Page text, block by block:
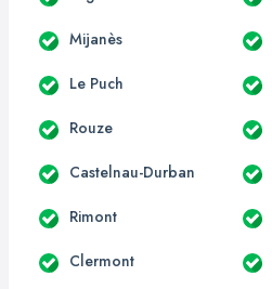
Mijanès
Le Puch
Rouze
Castelnau-Durban
Rimont
Clermont